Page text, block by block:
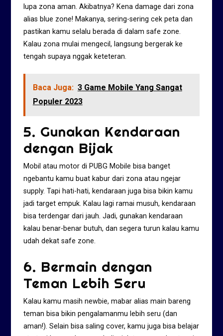
lupa zona aman. Akibatnya? Kena damage dari zona
alias blue zone! Makanya, sering-sering cek peta dan
pastikan kamu selalu berada di dalam safe zone.
Kalau zona mulai mengecil, langsung bergerak ke
tengah supaya nggak keteteran.
Baca Juga: 3 Game Mobile Yang Sangat
Populer 2023
5. Gunakan Kendaraan
dengan Bijak
Mobil atau motor di PUBG Mobile bisa banget
ngebantu kamu buat kabur dari zona atau ngejar
supply. Tapi hati-hati, kendaraan juga bisa bikin kamu
jadi target empuk. Kalau lagi ramai musuh, kendaraan
bisa terdengar dari jauh. Jadi, gunakan kendaraan
kalau benar-benar butuh, dan segera turun kalau kamu
udah dekat safe zone.
6. Bermain dengan
Teman Lebih Seru
Kalau kamu masih newbie, mabar alias main bareng
teman bisa bikin pengalamanmu lebih seru (dan
aman!). Selain bisa saling cover, kamu juga bisa belajar